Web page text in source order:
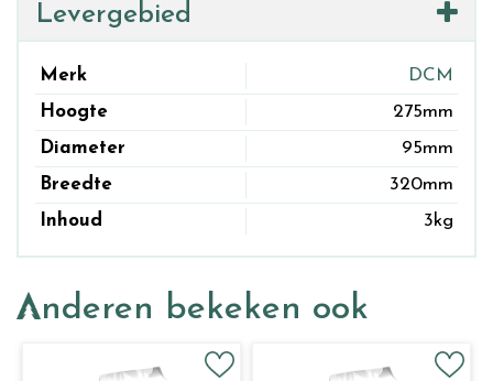
Levergebied
Merk
DCM
Hoogte
275mm
Diameter
95mm
Breedte
320mm
Inhoud
3kg
Anderen bekeken ook